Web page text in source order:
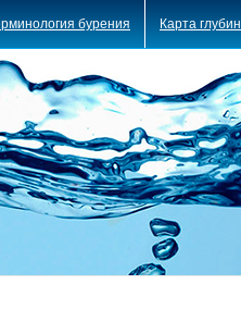
бурения Карта глубин